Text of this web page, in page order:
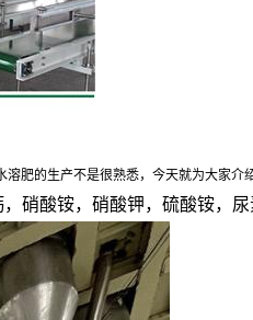
肥的生产不是很熟悉，今天就为大家介
硝酸铵，硝酸钾，硫酸铵，尿